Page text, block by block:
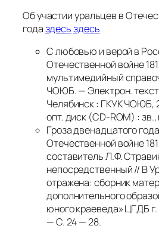
Об участии уральцев в
годаздесьздесь
С любовью и верой в
Отечественной войне
мультимедийный
ЧОЮБ. — Электрон.
Челябинск : ГКУК ЧОЮБ,
опт. диск (CD-ROM) : зв.,
Гроза двенадцатого
Отечественной войне
составитель Л.Ф.
непосредственный // В
отражена: сборник
дополнительного
юного краеведа» ЦГДБ
— С. 24 — 28.